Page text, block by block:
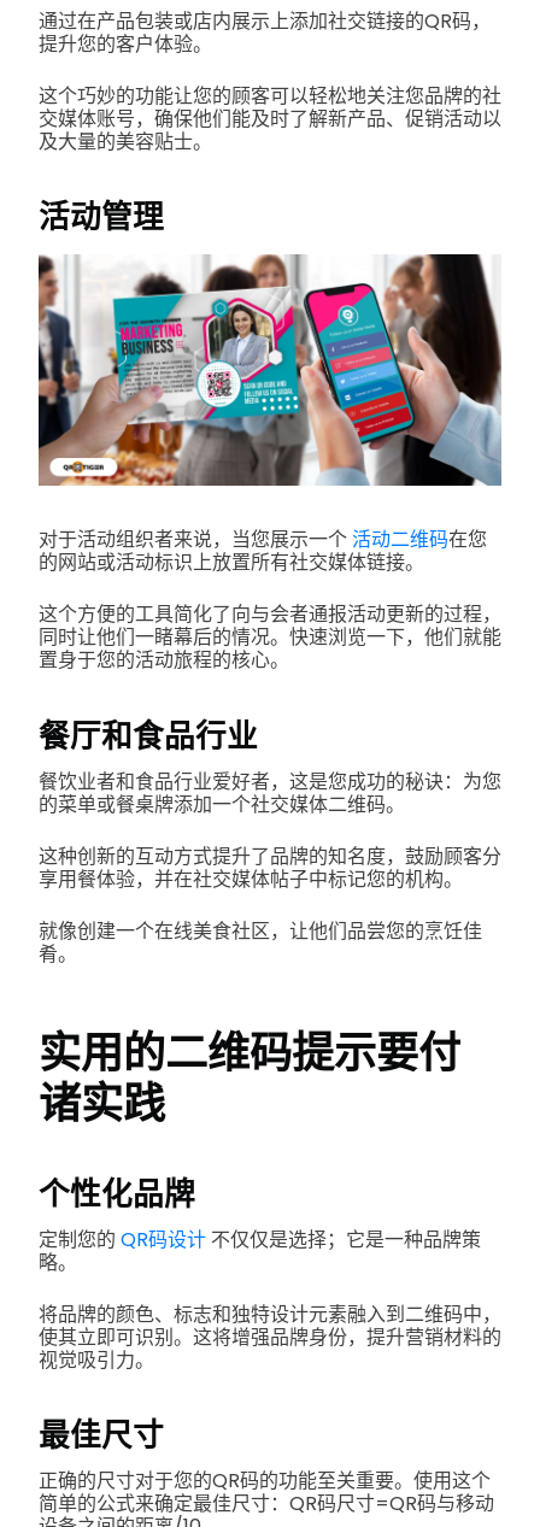
通过在产品包装或店内展示上添加社交链接的QR码，
提升您的客户体验。
这个巧妙的功能让您的顾客可以轻松地关注您品牌的社
交媒体账号，确保他们能及时了解新产品、促销活动以
及大量的美容贴士。
活动管理
对于活动组织者来说，当您展示一个活动二维码在您
的网站或活动标识上放置所有社交媒体链接。
这个方便的工具简化了向与会者通报活动更新的过程，
同时让他们一睹幕后的情况。快速浏览一下，他们就能
置身于您的活动旅程的核心。
餐厅和食品行业
餐饮业者和食品行业爱好者，这是您成功的秘诀：为您
的菜单或餐桌牌添加一个社交媒体二维码。
这种创新的互动方式提升了品牌的知名度，鼓励顾客分
享用餐体验，并在社交媒体帖子中标记您的机构。
就像创建一个在线美食社区，让他们品尝您的烹饪佳
肴。
实用的二维码提示要付
诸实践
个性化品牌
定制您的 QR码设计 不仅仅是选择；它是一种品牌策
略。
将品牌的颜色、标志和独特设计元素融入到二维码中，
使其立即可识别。这将增强品牌身份，提升营销材料的
视觉吸引力。
最佳尺寸
正确的尺寸对于您的QR码的功能至关重要。使用这个
简单的公式来确定最佳尺寸：QR码尺寸=QR码与移动